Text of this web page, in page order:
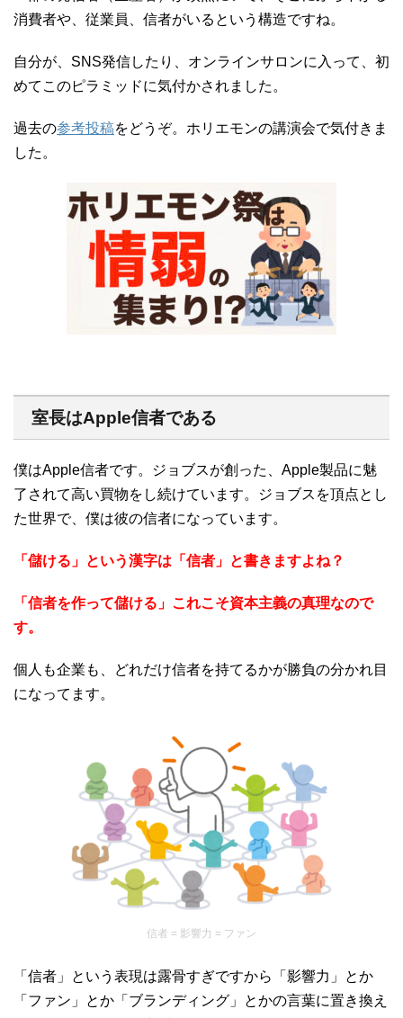
消費者や、従業員、信者がいるという構造ですね。
自分が、SNS発信したり、オンラインサロンに入って、初
めてこのピラミッドに気付かされました。
過去の参考投稿をどうぞ。ホリエモンの講演会で気付きま
した。
室長はApple信者である
僕はApple信者です。ジョブスが創った、Apple製品に魅
了されて高い買物をし続けています。ジョブスを頂点とし
た世界で、僕は彼の信者になっています。
「儲ける」という漢字は「信者」と書きますよね？
「信者を作って儲ける」これこそ資本主義の真理なので
す。
個人も企業も、どれだけ信者を持てるかが勝負の分かれ目
になってます。
信者 = 影響力 = ファン
「信者」という表現は露骨すぎですから「影響力」とか
「ファン」とか「ブランディング」とかの言葉に置き換え